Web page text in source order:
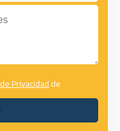
Privacidadde